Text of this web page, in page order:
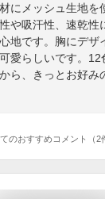
にメッシュ生地を
や吸汗性、速乾性
地です。胸にデザ
愛らしいです。12
ら、きっとお好み
のおすすめコメント（2